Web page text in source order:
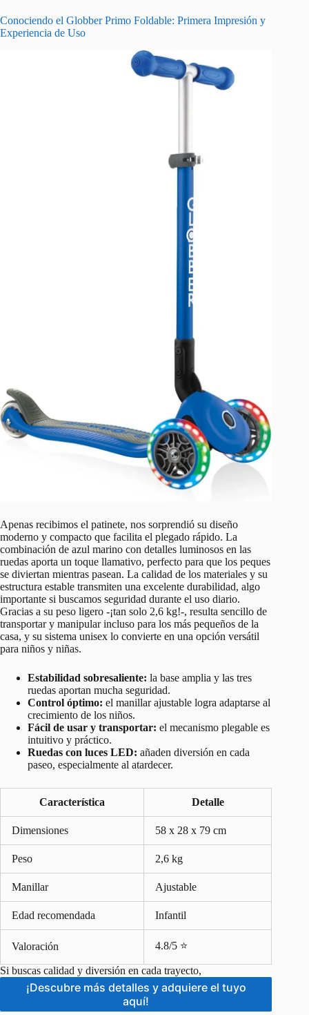
Conociendo el Globber Primo Foldable: Primera Impresión y
Experiencia de Uso
Apenas recibimos el patinete, nos sorprendió su diseño
moderno y compacto que facilita el plegado rápido. La
combinación de azul marino con detalles luminosos en las
ruedas aporta un toque llamativo, perfecto para que los peques
se diviertan mientras pasean. La calidad de los materiales y su
estructura estable transmiten una excelente durabilidad, algo
importante si buscamos seguridad durante el uso diario.
Gracias a su peso ligero -¡tan solo 2,6 kg!-, resulta sencillo de
transportar y manipular incluso para los más pequeños de la
casa, y su sistema unisex lo convierte en una opción versátil
para niños y niñas.
Estabilidad sobresaliente: la base amplia y las tres
ruedas aportan mucha seguridad.
Control óptimo: el manillar ajustable logra adaptarse al
crecimiento de los niños.
Fácil de usar y transportar: el mecanismo plegable es
intuitivo y práctico.
Ruedas con luces LED: añaden diversión en cada
paseo, especialmente al atardecer.
Característica Detalle
Dimensiones 58 x 28 x 79 cm
Peso 2,6 kg
Manillar Ajustable
Edad recomendada Infantil
Valoración 4.8/5 ⭐
Si buscas calidad y diversión en cada trayecto,
¡Descubre más detalles y adquiere el tuyo
aquí!